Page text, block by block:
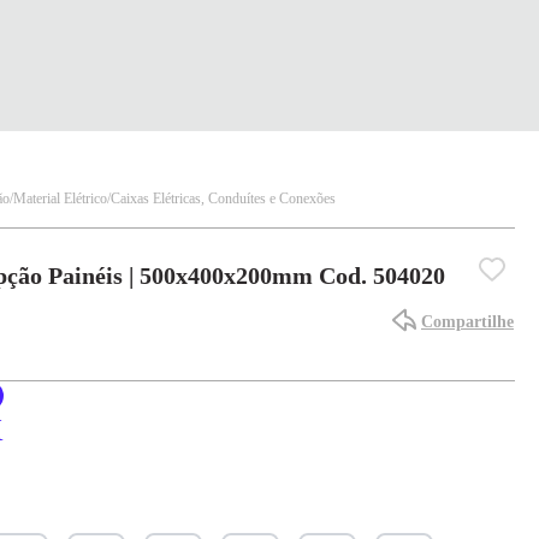
Material Elétrico Caixas Elétricas, Conduítes e Conexões
Painéis | 500x400x200mm Cod. 504020
Compartilhe